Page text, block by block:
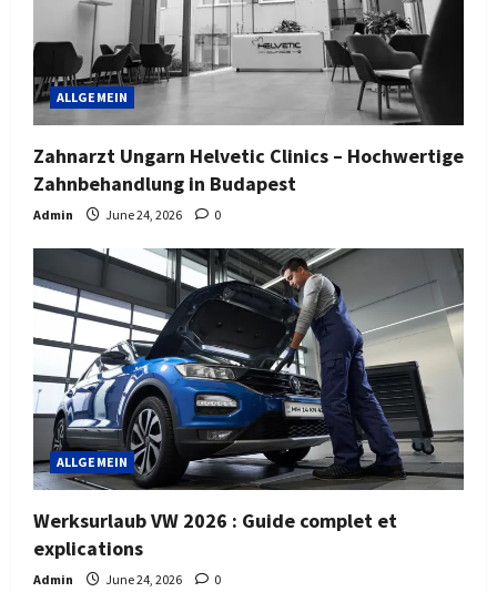
ALLGEMEIN
Zahnarzt Ungarn Helvetic Clinics – Hochwertige
Zahnbehandlung in Budapest
Admin June 24, 2026 0
ALLGEMEIN
Werksurlaub VW 2026 : Guide complet et
explications
Admin June 24, 2026 0